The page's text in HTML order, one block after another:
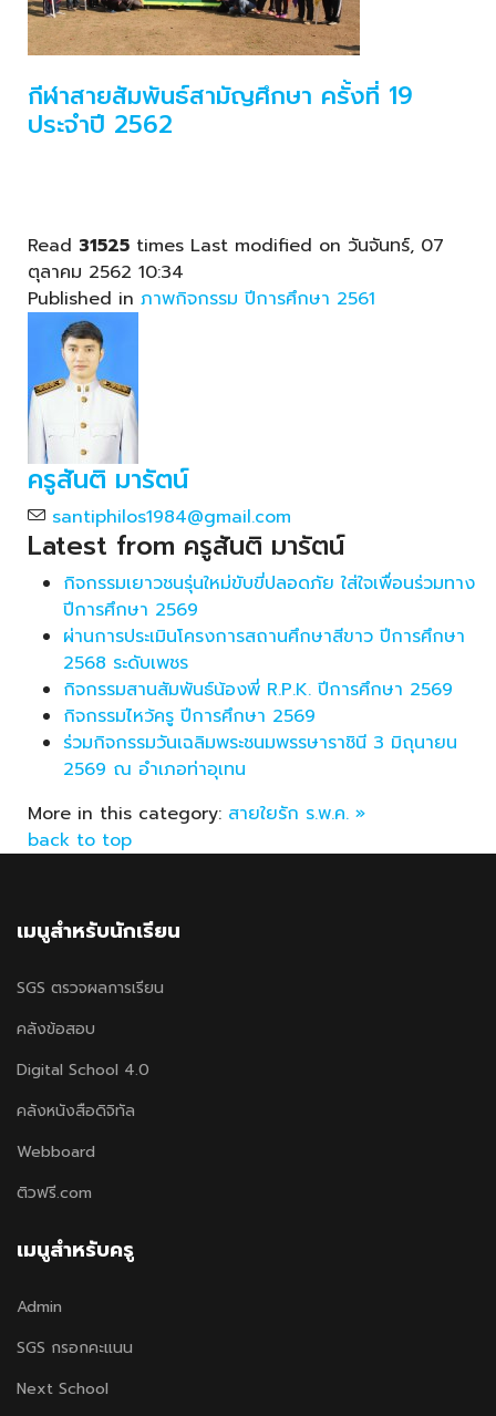
กีฬาสายสัมพันธ์สามัญศึกษา ครั้งที่ 19
ประจำปี 2562
Read 31525 times Last modified on วันจันทร์, 07
ตุลาคม 2562 10:34
Published in ภาพกิจกรรม ปีการศึกษา 2561
ครูสันติ มารัตน์
santiphilos1984@gmail.com
Latest from ครูสันติ มารัตน์
กิจกรรมเยาวชนรุ่นใหม่ขับขี่ปลอดภัย ใส่ใจเพื่อนร่วมทาง
ปีการศึกษา 2569
ผ่านการประเมินโครงการสถานศึกษาสีขาว ปีการศึกษา
2568 ระดับเพชร
กิจกรรมสานสัมพันธ์น้องพี่ R.P.K. ปีการศึกษา 2569
กิจกรรมไหว้ครู ปีการศึกษา 2569
ร่วมกิจกรรมวันเฉลิมพระชนมพรรษาราชินี 3 มิถุนายน
2569 ณ อำเภอท่าอุเทน
More in this category: สายใยรัก ร.พ.ค. »
back to top
เมนูสำหรับนักเรียน
SGS ตรวจผลการเรียน
คลังข้อสอบ
Digital School 4.0
คลังหนังสือดิจิทัล
Webboard
ติวฟรี.com
เมนูสำหรับครู
Admin
SGS กรอกคะแนน
Next School